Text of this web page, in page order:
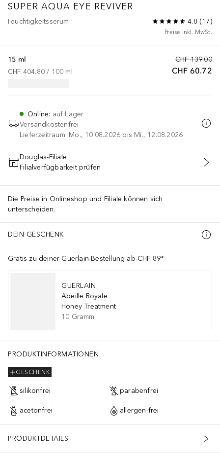
SUPER AQUA EYE REVIVER
Feuchtigkeitsserum 4.8 (17)
Preise inkl. MwSt.
CHF 139.00
CHF 60.72
15 ml
CHF 404.80 / 100 ml
Online: auf Lager
Versandkostenfrei
Lieferzeitraum: Mo., 10.08.2026 bis Mi., 12.08.2026
IN DEN WARENKORB
Douglas-Filiale
Filialverfügbarkeit prüfen
Die Preise in Onlineshop und Filiale können sich
unterscheiden.
DEIN GESCHENK
Gratis zu deiner Guerlain-Bestellung ab CHF 89*
GUERLAIN
Abeille Royale
Honey Treatment
10 Gramm
PRODUKTINFORMATIONEN
GESCHENK
silikonfrei parabenfrei
acetonfrei allergen-frei
PRODUKTDETAILS